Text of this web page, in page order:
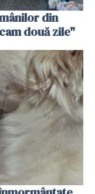
din
două zile"